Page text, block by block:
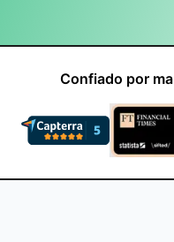
Confiado por